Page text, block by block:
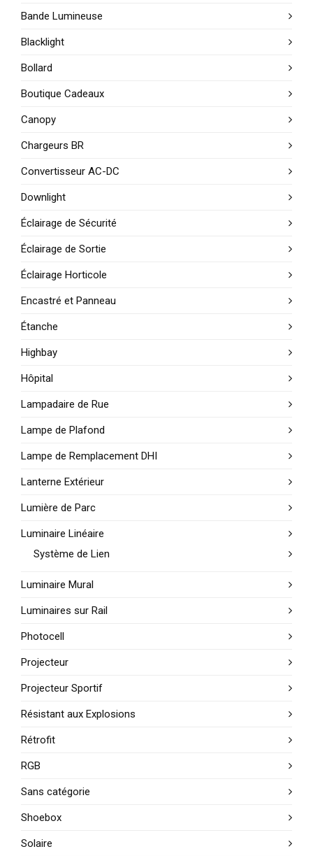
Bande Lumineuse
Blacklight
Bollard
Boutique Cadeaux
Canopy
Chargeurs BR
Convertisseur AC-DC
Downlight
Éclairage de Sécurité
Éclairage de Sortie
Éclairage Horticole
Encastré et Panneau
Étanche
Highbay
Hôpital
Lampadaire de Rue
Lampe de Plafond
Lampe de Remplacement DHI
Lanterne Extérieur
Lumière de Parc
Luminaire Linéaire
Système de Lien
Luminaire Mural
Luminaires sur Rail
Photocell
Projecteur
Projecteur Sportif
Résistant aux Explosions
Rétrofit
RGB
Sans catégorie
Shoebox
Solaire